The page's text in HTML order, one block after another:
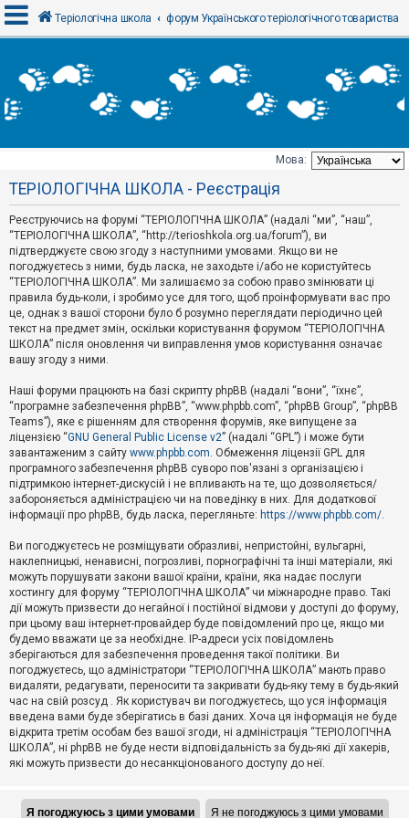
х
і
Т
е
м
и
б
е
з
в
і
д
п
о
в
і
д
й
А
к
т
и
в
н
і
м
и
П
о
ш
у
Д
о
п
о
м
Теріологічна школа форум Українського теріологічного товариства
Мова:
ТЕРІОЛОГІЧНА ШКОЛА - Реєстрація
Реєструючись на форумі “ТЕРІОЛОГІЧНА ШКОЛА” (надалі “ми”, “наш”,
“ТЕРІОЛОГІЧНА ШКОЛА”, “http://terioshkola.org.ua/forum”), ви
підтверджуєте свою згоду з наступними умовами. Якщо ви не
погоджуєтесь з ними, будь ласка, не заходьте і/або не користуйтесь
“ТЕРІОЛОГІЧНА ШКОЛА”. Ми залишаємо за собою право змінювати ці
правила будь-коли, і зробимо усе для того, щоб проінформувати вас про
це, однак з вашої сторони було б розумно переглядати періодично цей
текст на предмет змін, оскільки користування форумом “ТЕРІОЛОГІЧНА
ШКОЛА” після оновлення чи виправлення умов користування означає
вашу згоду з ними.
Наші форуми працюють на базі скрипту phpBB (надалі “вони”, “їхнє”,
“програмне забезпечення phpBB”, “www.phpbb.com”, “phpBB Group”, “phpBB
Teams”), яке є рішенням для створення форумів, яке випущене за
ліцензією “GNU General Public License v2” (надалі “GPL”) і може бути
завантаженим з сайту www.phpbb.com. Обмеження ліцензії GPL для
програмного забезпечення phpBB суворо пов'язані з організацією і
підтримкою інтернет-дискусій і не впливають на те, що дозволяється/
забороняється адміністрацією чи на поведінку в них. Для додаткової
інформації про phpBB, будь ласка, перегляньте: https://www.phpbb.com/.
Ви погоджуєтесь не розміщувати образливі, непристойні, вульгарні,
наклепницькі, ненависні, погрозливі, порнографічні та інші матеріали, які
можуть порушувати закони вашої країни, країни, яка надає послуги
хостингу для форуму “ТЕРІОЛОГІЧНА ШКОЛА” чи міжнародне право. Такі
дії можуть призвести до негайної і постійної відмови у доступі до форуму,
при цьому ваш інтернет-провайдер буде повідомлений про це, якщо ми
будемо вважати це за необхідне. IP-адреси усіх повідомлень
зберігаються для забезпечення проведення такої політики. Ви
погоджуєтесь, що адміністратори “ТЕРІОЛОГІЧНА ШКОЛА” мають право
видаляти, редагувати, переносити та закривати будь-яку тему в будь-який
час на свій розсуд . Як користувач ви погоджуєтесь, що уся інформація
введена вами буде зберігатись в базі даних. Хоча ця інформація не буде
відкрита третім особам без вашої згоди, ні адміністрація “ТЕРІОЛОГІЧНА
ШКОЛА”, ні phpBB не буде нести відповідальність за будь-які дії хакерів,
які можуть призвести до несанкціонованого доступу до неї.